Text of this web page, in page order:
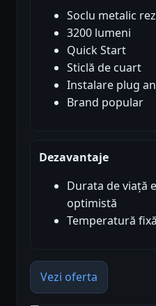
Soclu metalic
3200 lumeni
Quick Start
Sticlă de cuart
Instalare plug
Brand popular
Dezavantaje
Durata de viață
optimistă
Temperatură
Vezi oferta